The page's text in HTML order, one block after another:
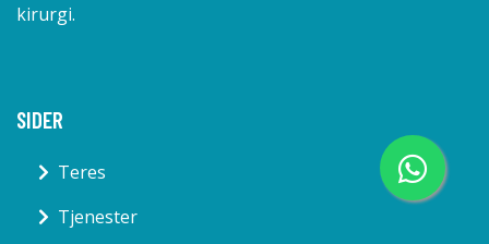
kirurgi.
SIDER
Teres
Tjenester